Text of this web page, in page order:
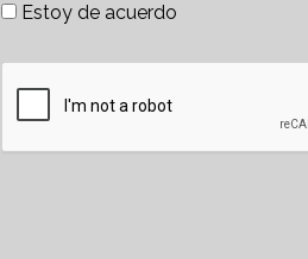
Estoy de acuerdo